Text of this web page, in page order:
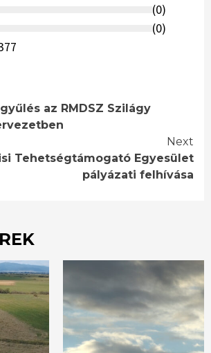
(0)
(0)
az RMDSZ Szilágy
Next
Tehetségtámogató Egyesület
pályázati felhívása